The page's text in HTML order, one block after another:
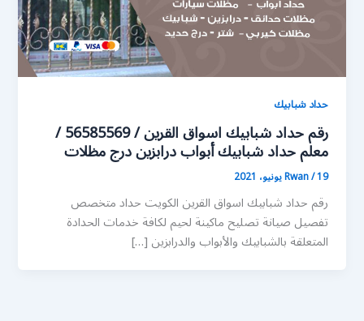
حداد شبابيك
رقم حداد شبابيك اسواق القرين / 56585569 /
معلم حداد شبابيك أبواب درابزين درج مظلات
Rwan/19 يونيو، 2021
رقم حداد شبابيك اسواق القرين الكويت حداد متخصص
تفصيل صيانة تصليح ماكينة لحيم لكافة خدمات الحدادة
المتعلقة بالشبابيك والأبواب والدرابزين […]